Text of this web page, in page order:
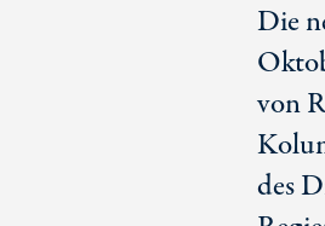
Die
von
des